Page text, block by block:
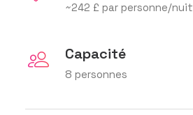
~242 £ par personne/nuit
Capacité
8 personnes